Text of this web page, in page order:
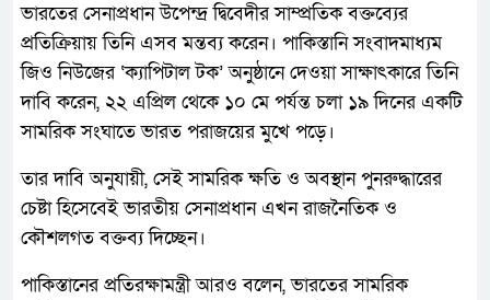
ভারতের সেনাপ্রধান উপেন্দ্র দ্বিবেদীর সাম্প্রতিক বক্তব্যের
প্রতিক্রিয়ায় তিনি এসব মন্তব্য করেন। পাকিস্তানি সংবাদমাধ্যম
জিও নিউজের ‘ক্যাপিটাল টক’ অনুষ্ঠানে দেওয়া সাক্ষাৎকারে তিনি
দাবি করেন, ২২ এপ্রিল থেকে ১০ মে পর্যন্ত চলা ১৯ দিনের একটি
সামরিক সংঘাতে ভারত পরাজয়ের মুখে পড়ে।
তার দাবি অনুযায়ী, সেই সামরিক ক্ষতি ও অবস্থান পুনরুদ্ধারের
চেষ্টা হিসেবেই ভারতীয় সেনাপ্রধান এখন রাজনৈতিক ও
কৌশলগত বক্তব্য দিচ্ছেন।
পাকিস্তানের প্রতিরক্ষামন্ত্রী আরও বলেন, ভারতের সামরিক